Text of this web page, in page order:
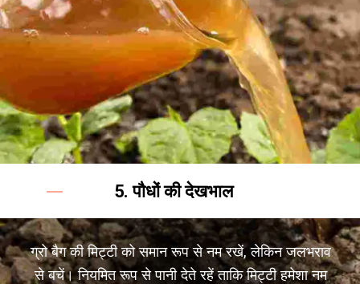
ग्रो बैग की मिट्टी को समान रूप से नम रखें, लेकिन जलभराव
से बचें। नियमित रूप से पानी देते रहें ताकि मिट्टी हमेशा नम
5. पौधों की देखभाल